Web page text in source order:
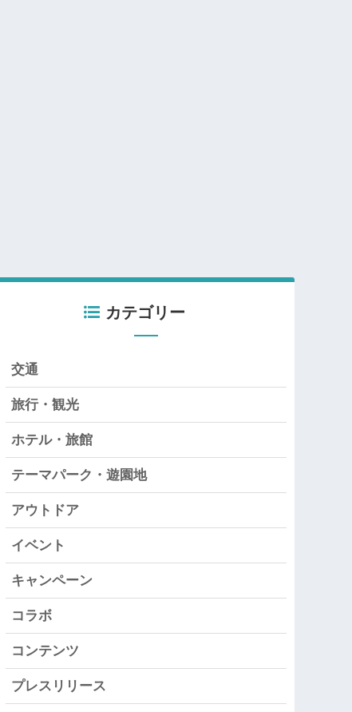
カテゴリー
交通
旅行・観光
ホテル・旅館
テーマパーク・遊園地
アウトドア
イベント
キャンペーン
コラボ
コンテンツ
プレスリリース